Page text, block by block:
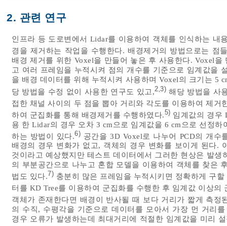
2. 관련 연구
인프라 등 도로변에서 Lidar를 이용하여 객체를 인식하는 내
경을 제거하는 작업을 수행한다. 배경제거의 방법으로는 점
배경 제거를 위한 Voxel을 만들어 놓은 후 사용한다. Voxel
고 여러 프레임을 누적시켜 점의 개수를 기준으로 임계값을
을 배경 데이터를 위해 누적시켜 사용하며 Voxel의 크기는 5
당 방법을 수정 없이 사용한 연구도 있고,2,3) 해당 방법을 사
접한 채널 사이의 두 점을 뽑아 거리와 각도를 이용하여 제거
하여 군집화를 통해 배경제거를 수행하였다.5) 임계값의 경우
용 한 Lidar의 경우 오차 3 cm으로 임계값을 6 cm으로 선정
하는 방법이 있다.6) 공간을 3D Voxel로 나누어 PCD의 개수
배경의 경우 변화가 없고, 객체의 경우 변화를 보이게 된다.
것이라고 예상했지만 테스트 데이터에서 그러한 현상은 발
의 부분공간으로 나누고 혼합 모델을 이용하여 객체를 찾은
법도 있다.7) 충분히 많은 프레임을 누적시키면 정확하게 구
터를 KD Tree를 이용하여 군집화를 수행한 후 임계값 이상
객체가 존재한다면 배경이 반사될 때 보다 거리가 짧게 측정
의 수직, 수평각을 기준으로 데이터를 모아서 가장 먼 거리
경우 오류가 발생하는데 최대거리에 적절한 임계값을 미리